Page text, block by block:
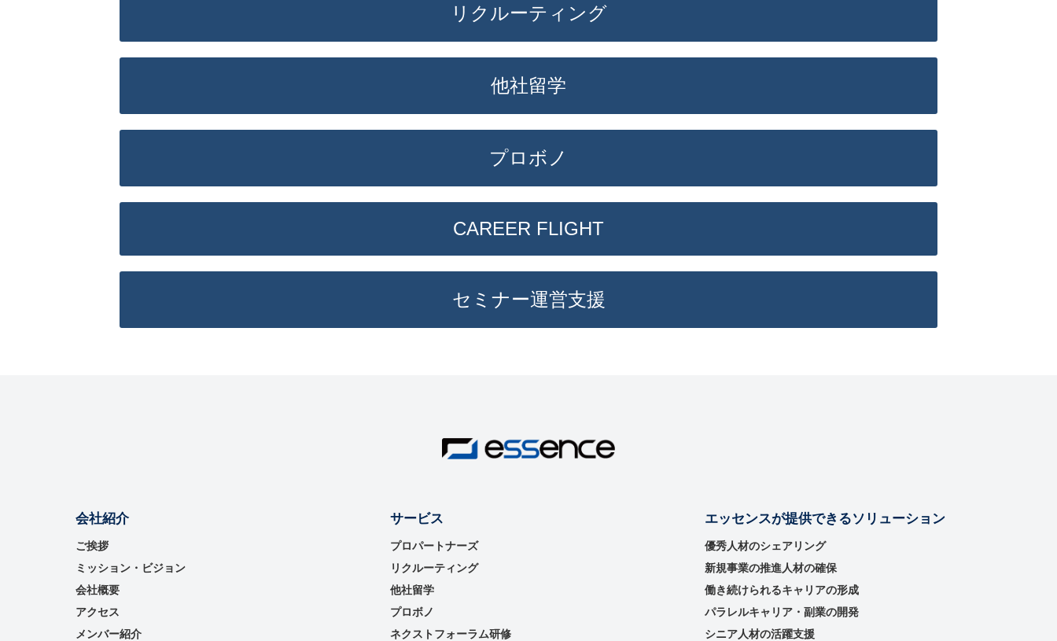
リクルーティング
他社留学
プロボノ
CAREER FLIGHT
セミナー運営⽀援
会社紹介
ご挨拶
ミッション・ビジョン
会社概要
アクセス
メンバー紹介
サービス
プロパートナーズ
リクルーティング
他社留学
プロボノ
ネクストフォーラム研修
エッセンスが提供できるソリューション
優秀⼈材のシェアリング
新規事業の推進⼈材の確保
働き続けられるキャリアの形成
パラレルキャリア・副業の開発
シニア人材の活躍支援